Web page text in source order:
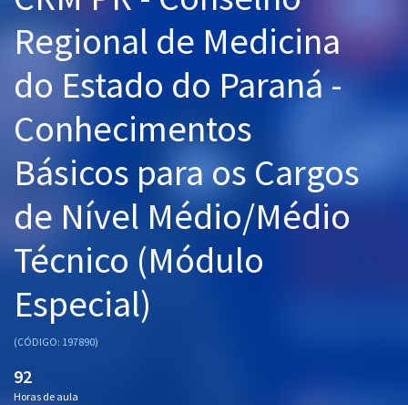
Graduação
Mentorias
Questões grátis
Conteúdo gratuito
Blog
Aprovados
Atendimento
Regional de Medicina
do Estado do Paraná -
Conhecimentos
Básicos para os Cargos
de Nível Médio/Médio
Técnico (Módulo
Especial)
(CÓDIGO: 197890)
92
Horas de aula